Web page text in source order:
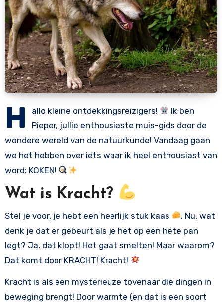
H allo kleine ontdekkingsreizigers!
Ik ben
Pieper, jullie enthousiaste muis-gids door de
wondere wereld van de natuurkunde! Vandaag gaan
we het hebben over iets waar ik heel enthousiast van
word: KOKEN!
Wat is Kracht?
Stel je voor, je hebt een heerlijk stuk kaas
. Nu, wat
denk je dat er gebeurt als je het op een hete pan
legt? Ja, dat klopt! Het gaat smelten! Maar waarom?
Dat komt door KRACHT! Kracht!
Kracht is als een mysterieuze tovenaar die dingen in
beweging brengt! Door warmte (en dat is een soort